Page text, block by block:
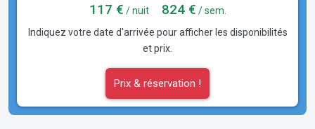
117 € / nuit 824 € / sem.
Indiquez votre date d'arrivée pour afficher les disponibilités
et prix.
Prix & réservation !